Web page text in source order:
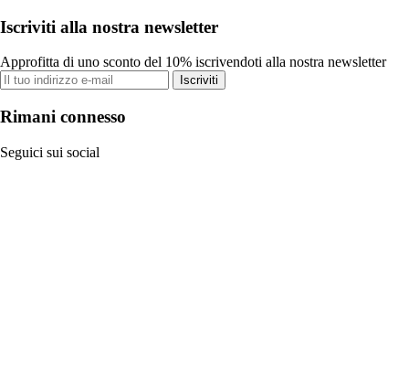
Iscriviti alla nostra newsletter
Approfitta di uno sconto del 10% iscrivendoti alla nostra newsletter
Iscriviti
Rimani connesso
Seguici sui social